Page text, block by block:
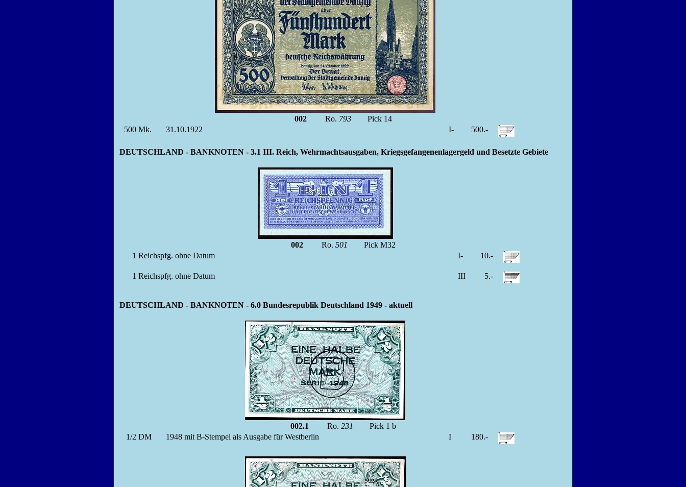
002Ro. 793Pick 14
500 Mk. 31.10.1922 I- 500.-
DEUTSCHLAND - BANKNOTEN - 3.1 III. Reich, Wehrmachtsausgaben, Kriegsgefangenenlagergeld und Besetzte Gebiete
002Ro. 501 Pick M32
1 Reichspfg. ohne Datum I- 10.-
1 Reichspfg. ohne Datum III 5.-
DEUTSCHLAND - BANKNOTEN - 6.0 Bundesrepublik Deutschland 1949 - aktuell
002.1 Ro. 231 Pick 1 b
1/2 DM 1948 mit B-Stempel als Ausgabe für Westberlin I 180.-